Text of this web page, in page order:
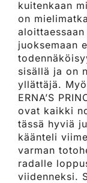
kuitenkaan
on
juoksemaan
sisällä ja on
yllättäjä.
ERNA’S
ovat kaikki
tässä hyviä
käänteli
varman
radalle
viidenneksi.